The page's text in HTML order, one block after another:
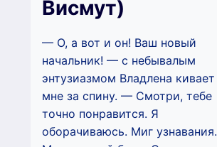
Висмут)
— О, а вот и он! Ваш новый
начальник! — с небывалым
энтузиазмом Владлена кивает
мне за спину. — Смотри, тебе
точно понравится. Я
оборачиваюсь. Миг узнавания.